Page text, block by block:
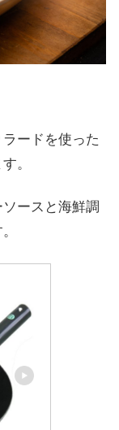
ードを使った
。
ースと海鮮調